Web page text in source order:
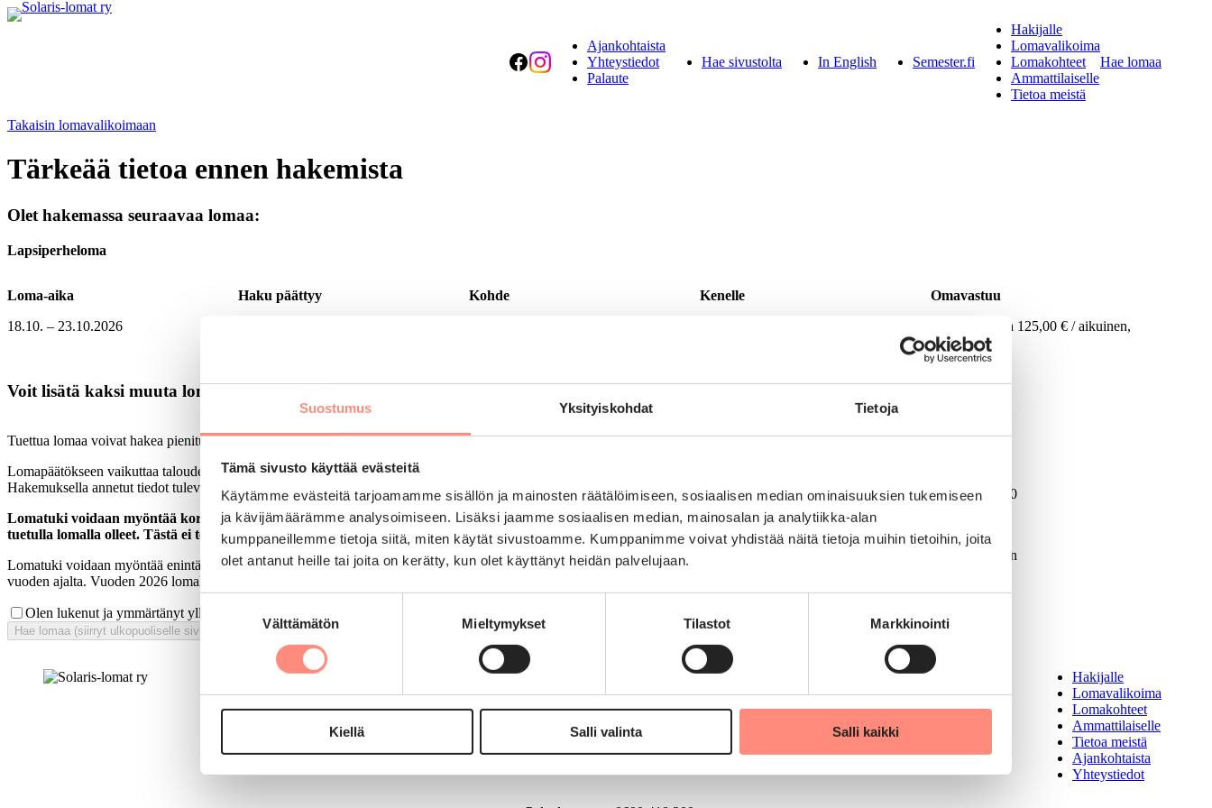
Suostumus Yksityiskohdat Tietoja
Tämä sivusto käyttää evästeitä
Käytämme evästeitä tarjoamamme sisällön ja mainosten räätälöimiseen, sosiaalisen median ominaisuuksien tukemiseen
ja kävijämäärämme analysoimiseen. Lisäksi jaamme sosiaalisen median, mainosalan ja analytiikka-alan
kumppaneillemme tietoja siitä, miten käytät sivustoamme. Kumppanimme voivat yhdistää näitä tietoja muihin tietoihin, joita
olet antanut heille tai joita on kerätty, kun olet käyttänyt heidän palvelujaan.
valinta
Välttämätön Mieltymykset Tilastot Markkinointi
Kiellä Salli valinta Salli kaikki
Siirry
Facebook
Instagram
Ajankohtaista
Yhteystiedot
Palaute
Hae sivustolta In English Semester.fi
Hakijalle
Lomavalikoima
Lomakohteet
Ammattilaiselle
Tietoa meistä
Hae lomaa
Takaisin lomavalikoimaan
Tärkeää tietoa ennen hakemista
Olet hakemassa seuraavaa lomaa:
Lapsiperheloma
Loma-aika
18.10. – 23.10.2026
Haku päättyy
Kohde
Kenelle
Omavastuu
Kokonaishinta 125,00 € / aikuinen,
kesto 5 vrk
Voit lisätä kaksi muuta lomatoivetta seuraavassa vaiheessa.
Tuettua lomaa voivat hakea pienituloiset Suomessa vakituisesti asuvat ihmiset, jotka eivät omin varoin pysty järjestämään lomaa.
Lomapäätökseen vaikuttaa taloudellinen, terveydellinen ja sosiaalinen tilanne. Lomaa ei voida myöntää ilman perusteluja.
Hakemuksella annetut tiedot tulevat vain lomahakemuksen käsittelijöiden tietoon.
Lomatuki voidaan myöntää korkeintaan joka kolmas vuosi. Vuonna 2026 tuetun loman voivat saada 2023 tai aikaisemmin
tuetulla lomalla olleet. Tästä ei tehdä poikkeuksia.
Lomatuki voidaan myöntää enintään kolme kertaa kymmenen vuoden aikana. Tässä otetaan huomioon tuetut lomat edellisten 10
vuoden ajalta. Vuoden 2026 lomahakuun vaikuttavat tuetut lomat vuodesta 2017 lähtien.
Olen lukenut ja ymmärtänyt yllä olevat ohjeet
Hae lomaa (siirryt ulkopuoliselle sivustolle)
Palvelunumero 0600 418 200
Arkisin klo 9-12
Puhelun hinta on 0,085 €/min
Hakijalle
Lomavalikoima
Lomakohteet
Ammattilaiselle
Tietoa meistä
Ajankohtaista
Yhteystiedot